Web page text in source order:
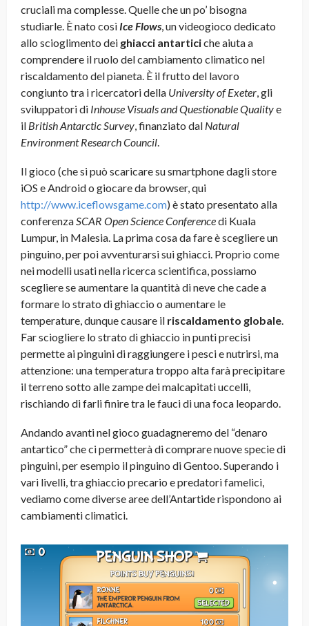
cruciali ma complesse. Quelle che un po’ bisogna
studiarle. È nato così Ice Flows , un videogioco dedicato
allo scioglimento dei ghiacci antarticiche aiuta a
comprendere il ruolo del cambiamento climatico nel
riscaldamento del pianeta. È il frutto del lavoro
congiunto tra i ricercatori della University of Exeter , gli
sviluppatori di Inhouse Visuals and Questionable Qualitye
il British Antarctic Survey , finanziato dal Natural
Environment Research Council
Il gioco (che si può scaricare su smartphone dagli store
iOS e Android o giocare da browser, qui
http://www.iceflowsgame.com) è stato presentato alla
conferenza SCAR Open Science Conferencedi Kuala
Lumpur, in Malesia. La prima cosa da fare è scegliere un
pinguino, per poi avventurarsi sui ghiacci. Proprio come
nei modelli usati nella ricerca scientifica, possiamo
scegliere se aumentare la quantità di neve che cade a
formare lo strato di ghiaccio o aumentare le
temperature, dunque causare il riscaldamento globale
Far sciogliere lo strato di ghiaccio in punti precisi
permette ai pinguini di raggiungere i pesci e nutrirsi, ma
attenzione: una temperatura troppo alta farà precipitare
il terreno sotto alle zampe dei malcapitati uccelli,
rischiando di farli finire tra le fauci di una foca leopardo.
Andando avanti nel gioco guadagneremo del “denaro
antartico” che ci permetterà di comprare nuove specie di
pinguini, per esempio il pinguino di Gentoo. Superando i
vari livelli, tra ghiaccio precario e predatori famelici,
vediamo come diverse aree dell’Antartide rispondono ai
cambiamenti climatici.